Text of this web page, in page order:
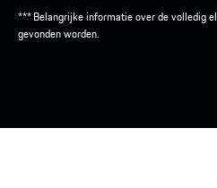
*** Belangrijke informatie over de volledig
gevonden worden.